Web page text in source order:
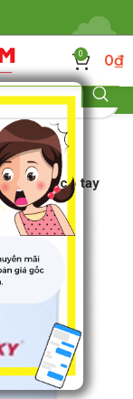
0 0₫
(230L,có tay